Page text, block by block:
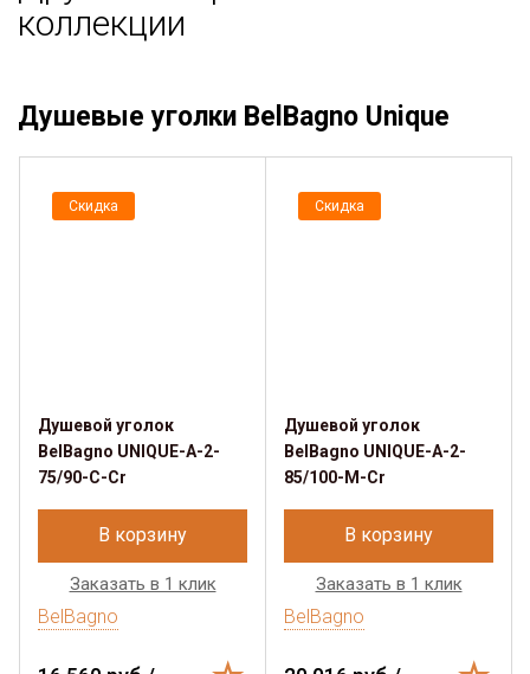
коллекции
Душевые уголки BelBagno Unique
Скидка
Душевой уголок
BelBagno UNIQUE-A-2-
75/90-C-Cr
В корзину
Заказать в 1 клик
BelBagno
Скидка
Душевой уголок
BelBagno UNIQUE-A-2-
85/100-M-Cr
В корзину
Заказать в 1 клик
BelBagno